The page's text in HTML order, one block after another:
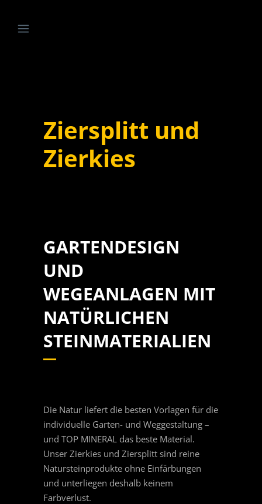
Ziersplitt und
Zierkies
GARTENDESIGN
UND
WEGEANLAGEN MIT
NATÜRLICHEN
STEINMATERIALIEN
Die Natur liefert die besten Vorlagen für die
individuelle Garten- und Weggestaltung –
und TOP MINERAL das beste Material.
Unser Zierkies und Ziersplitt sind reine
Naturstein­produkte ohne Einfärbungen
und unterliegen deshalb keinem
Farbverlust.